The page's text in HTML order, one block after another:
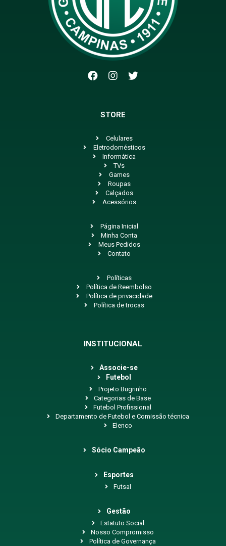
STORE
Celulares
Eletrodomésticos
Informática
TVs
Games
Roupas
Calçados
Acessórios
Página Inicial
Minha Conta
Meus Pedidos
Contato
Políticas
Política de Reembolso
Política de privacidade
Política de trocas
INSTITUCIONAL
Associe-se
Futebol
Projeto Bugrinho
Categorias de Base
Futebol Profissional
Departamento de Futebol e Comissão técnica
Elenco
Sócio Campeão
Esportes
Futsal
Gestão
Estatuto Social
Nosso Compromisso
Política de Governança